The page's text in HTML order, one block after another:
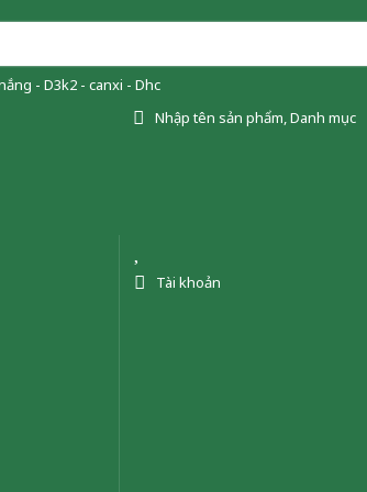
- D3k2 - canxi - Dhc
Nhập tên sản phẩm, Danh mục
Tài khoản